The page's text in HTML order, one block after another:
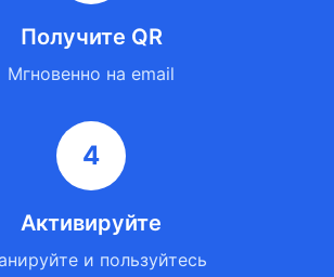
Получите QR
Мгновенно на email
4
Активируйте
и пользуйтесь